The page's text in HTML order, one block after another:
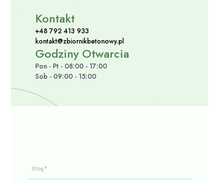
Kontakt
+48 792 413 933
kontakt@zbiornikbetonowy.pl
Godziny Otwarcia
Pon - Pt - 08:00 - 17:00
Sob - 09:00 - 15:00